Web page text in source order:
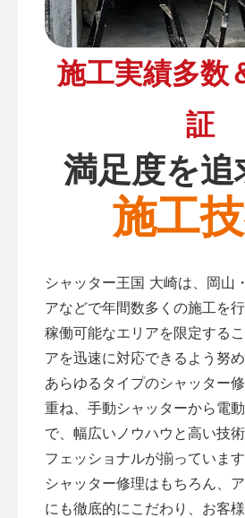
施工実績多数
証
満足度を追
施工
シャッター王国 大崎は、岡山
アなどで年間数多くの施工を行
稼働可能なエリアを限定する
アを迅速に対応できるよう努め
あらゆるタイプのシャッター
重ね、手動シャッターから電
で、幅広いノウハウと高い技
フェッショナルが揃っています
シャッター修理はもちろん、
にも徹底的にこだわり、お客